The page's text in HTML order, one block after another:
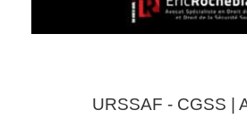
URSSAF - CGSS |